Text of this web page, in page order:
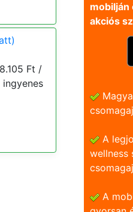
Ft /
mobilján
akciós
A
wellness
A